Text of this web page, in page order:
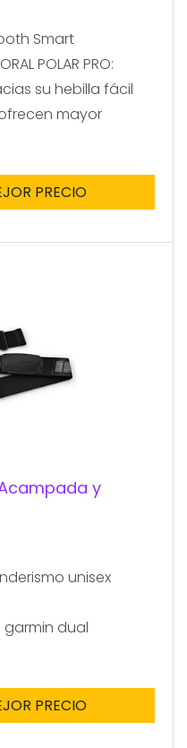
Smart
POLAR PRO:
su hebilla fácil
mayor
PRECIO
y
unisex
garmin dual
PRECIO